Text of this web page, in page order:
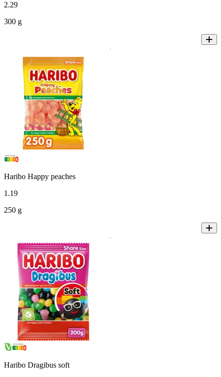
2.29
300 g
Haribo Happy peaches
1 .19
250 g
Haribo Dragibus soft